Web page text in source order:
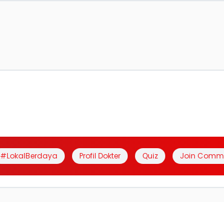
#LokalBerdaya Profil Dokter Quiz Join